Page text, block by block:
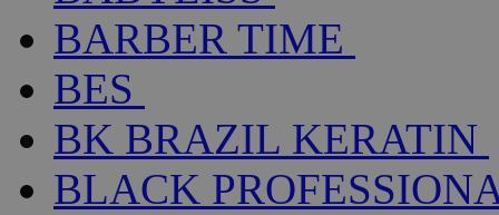
BARBER TIME
BES
BK BRAZIL KERATIN
BLACK